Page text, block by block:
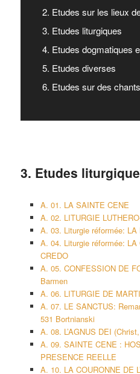
3. Etudes
A. 01. LA SAINTE CENE
A. 02. LITURGIE
A. 03. Liturgie réformée:
A. 04. Liturgie réformée:
CREDO
A. 05. CONFESSION DE
Barmen
A. 06. LITURGIE DE
A. 07. LE SANCTUS:
531 Bortnianski
A. 08. L’AGNUS DEI
A. 09. SAINTE CENE :
PRESENCE REELLE
A. 10. LA COURONNE DE
2. Etudes sur les lieux
3. Etudes liturgiques
4. Etudes dogmatiques
5. Etudes diverses
6. Etudes sur des chants